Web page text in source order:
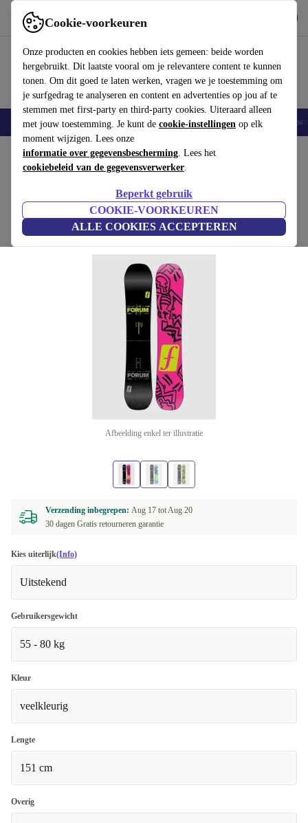
Cookie-voorkeuren
Onze producten en cookies hebben iets gemeen: beide worden
hergebruikt. Dit laatste vooral om je relevantere content te kunnen
tonen. Om dit goed te laten werken, vragen we je toestemming om
je surfgedrag te analyseren en content en advertenties op jou af te
stemmen met first-party en third-party cookies. Uiteraard alleen
met jouw toestemming. Je kunt de cookie-instellingen op elk
moment wijzigen. Lees onze
informatie over gegevensbescherming. Lees het
cookiebeleid van de gegevensverwerker.
Beperkt gebruik
COOKIE-VOORKEUREN
ALLE COOKIES ACCEPTEREN
Gebruik refurbed snel en eenvoudig
Elektronica Huishouden Keuken Sport E-Bikes Yoga
Home Sport Winter Snowboarden
Forum Freeride 004 (2024)
multicolor | 151 cm
(Beoordelingen worden verzameld)
€447,90
Afbeelding enkel ter illustratie
Verzending inbegrepen: Aug 17 totAug 20
30 dagen Gratis retourneren garantie
Kies uiterlijk(Info)
Uitstekend
Gebruikersgewicht
55 - 80 kg
Kleur
veelkleurig
Lengte
151 cm
Overig